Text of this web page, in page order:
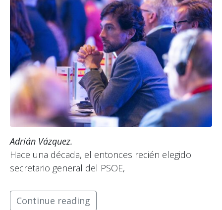
Adrián Vázquez.
Hace una década, el entonces recién elegido
secretario general del PSOE,
Continue reading